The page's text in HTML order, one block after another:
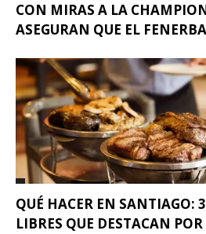
CON MIRAS A LA
ASEGURAN QUE EL
QUÉ HACER EN SANTIAGO:
LIBRES QUE DESTACAN POR